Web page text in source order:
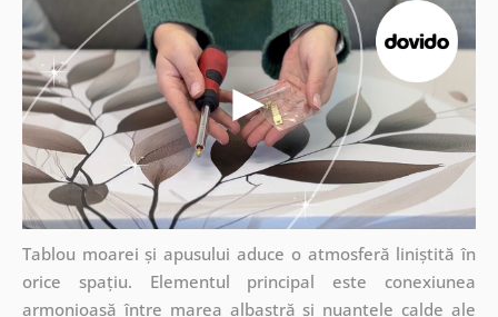
Tablou moarei și apusului aduce o atmosferă liniștită în
orice spațiu. Elementul principal este conexiunea
armonioasă între marea albastră și nuanțele calde ale